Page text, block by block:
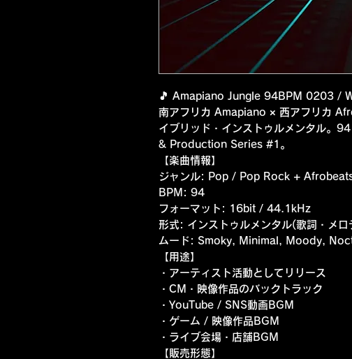
🎵 Amapiano Jungle 94BPM 0203 /
南アフリカ Amapiano × 西アフリカ
イブリッド・インストゥルメンタル。
& Production Series #1。
【楽曲情報】
ジャンル: Pop / Pop Rock +
BPM: 94
フォーマット: 16bit / 44.1kHz
形式: インストゥルメンタル(歌詞・メロ
ムード: Smoky, Minimal, Moody,
【用途】
・アーティスト活動としてリリース
・CM・映像作品のバックトラック
・YouTube / SNS動画BGM
・ゲーム / 映像作品BGM
・ライブ会場・店舗BGM
【販売形態】